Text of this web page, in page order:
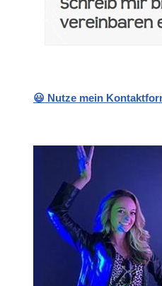
😃 Nutze mein